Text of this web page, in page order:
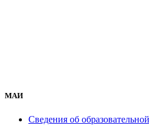
МАИ
Сведения об